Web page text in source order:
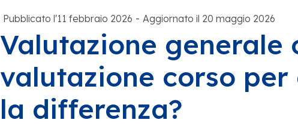
Pubblicato l'11 febbraio 2026 - Aggiornato il 20 maggio 2026
Valutazione generale
valutazione corso per
la differenza?